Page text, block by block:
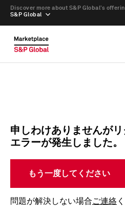
S&P Global
Discover more about S&P Global’s
申しわけありませんが
エラーが発生しました。
もう一度してください
問題が解決しない場合ご連絡